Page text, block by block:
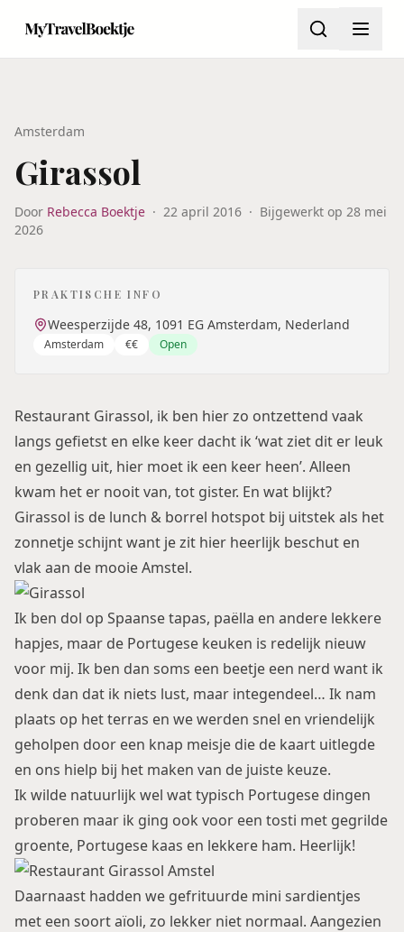
Amsterdam
Girassol
Door Rebecca Boektje · 22 april 2016 · Bijgewerkt op 28 mei
2026
PRAKTISCHE INFO
Weesperzijde 48, 1091 EG Amsterdam, Nederland
Amsterdam €€ Open
Restaurant Girassol, ik ben hier zo ontzettend vaak
langs gefietst en elke keer dacht ik ‘wat ziet dit er leuk
en gezellig uit, hier moet ik een keer heen’. Alleen
kwam het er nooit van, tot gister. En wat blijkt?
Girassol is de lunch & borrel hotspot bij uitstek als het
zonnetje schijnt want je zit hier heerlijk beschut en
vlak aan de mooie Amstel.
Ik ben dol op Spaanse tapas, paëlla en andere lekkere
hapjes, maar de Portugese keuken is redelijk nieuw
voor mij. Ik ben dan soms een beetje een nerd want ik
denk dan dat ik niets lust, maar integendeel… Ik nam
plaats op het terras en we werden snel en vriendelijk
geholpen door een knap meisje die de kaart uitlegde
en ons hielp bij het maken van de juiste keuze.
Ik wilde natuurlijk wel wat typisch Portugese dingen
proberen maar ik ging ook voor een tosti met gegrilde
groente, Portugese kaas en lekkere ham. Heerlijk!
Daarnaast hadden we gefrituurde mini sardientjes
met een soort aïoli, zo lekker niet normaal. Aangezien